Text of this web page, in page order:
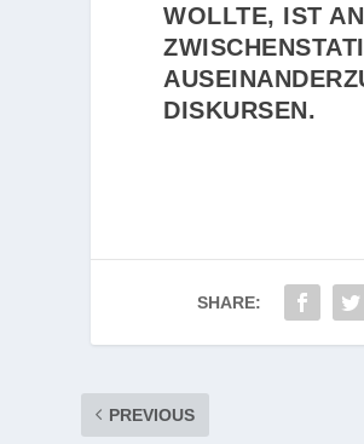
OLLTE, IST
SKURSEN.
SHARE:
PREVIOUS